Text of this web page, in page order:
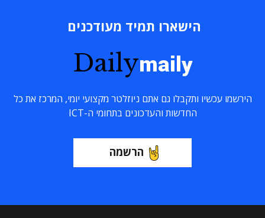
הישארו תמיד מעודכנים
Dailymaily
הירשמו עכשיו ותקבלו גם אתם ניוזלטר מקצועי יומי, המרכז את כל
החדשות והעדכונים בתחומי ה-ICT
הרשמה